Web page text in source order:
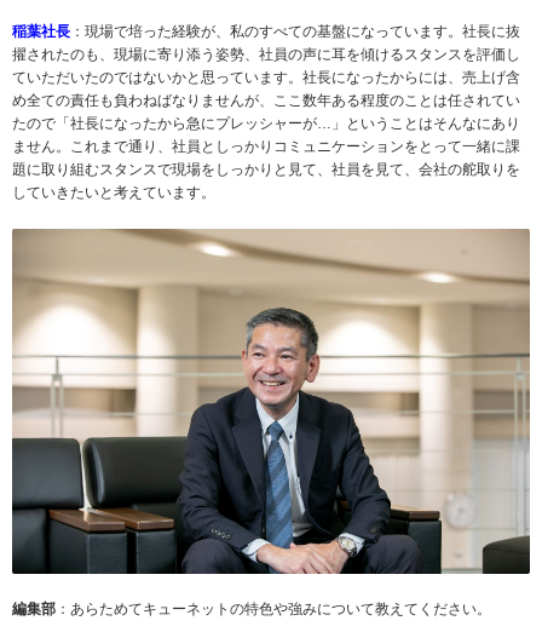
稲葉社長 ：現場で培った経験が、私のすべての基盤になっています。社長に抜
擢されたのも、現場に寄り添う姿勢、社員の声に耳を傾けるスタンスを評価し
ていただいたのではないかと思っています。社長になったからには、売上げ含
め全ての責任も負わねばなりませんが、ここ数年ある程度のことは任されてい
たので「社長になったから急にプレッシャーが…」ということはそんなにあり
ません。これまで通り、社員としっかりコミュニケーションをとって一緒に課
題に取り組むスタンスで現場をしっかりと見て、社員を見て、会社の舵取りを
していきたいと考えています。
編集部 ：あらためてキューネットの特色や強みについて教えてください。